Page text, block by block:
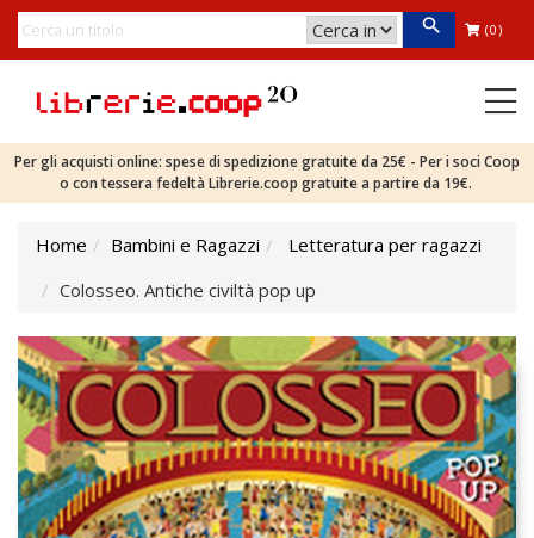
(0)
Per gli acquisti online: spese di spedizione gratuite da 25€ - Per i soci Coop
o con tessera fedeltà Librerie.coop gratuite a partire da 19€.
Home Bambini e Ragazzi
Letteratura per ragazzi
Colosseo. Antiche civiltà pop up